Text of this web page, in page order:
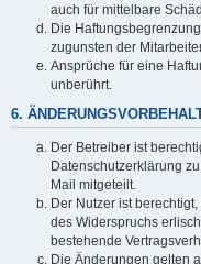
auch für mittelbare
Die
zugunsten der
Ansprüche für eine
unberührt.
6.
Der Betreiber ist
Datenschutzerklärung
Mail mitgeteilt.
Der Nutzer ist
des Widerspruchs
bestehende
Die Änderungen gelten